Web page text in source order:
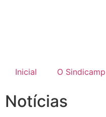
Inicial O Sindicamp
Notícias